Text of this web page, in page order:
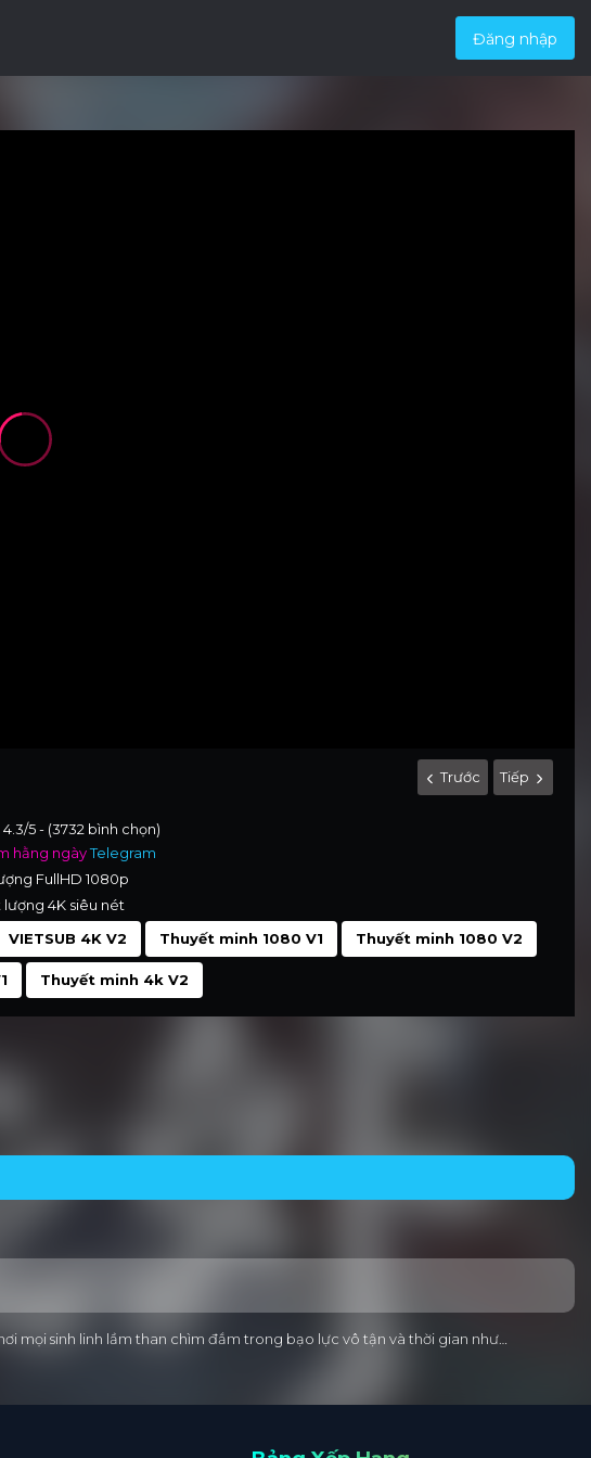
Đăng nhập
Trước Tiếp
4.3/5 - (3732 bình chọn)
hằng ngàyTelegram
FullHD 1080p
4K siêu nét
VIETSUB 4K V2 Thuyết minh 1080 V1 Thuyết minh 1080 V2
Thuyết minh 4k V2
mọi sinh linh lầm than chìm đắm trong bạo lực vô tận và thời gian như…